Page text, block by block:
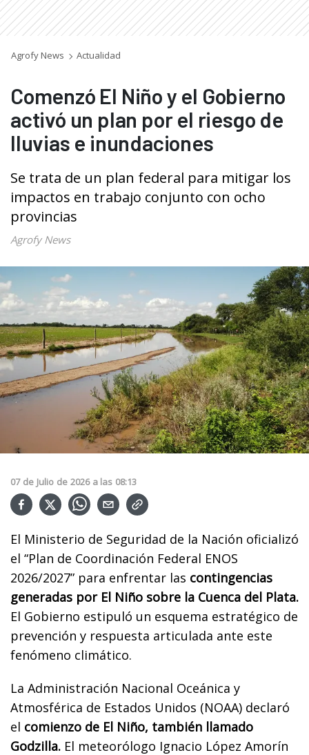
Agrofy News Actualidad
Comenzó El Niño y el Gobierno
activó un plan por el riesgo de
lluvias e inundaciones
Se trata de un plan federal para mitigar los
impactos en trabajo conjunto con ocho
provincias
Agrofy News
07 de Julio de 2026 a las 08:13
El Ministerio de Seguridad de la Nación oficializó
el “Plan de Coordinación Federal ENOS
2026/2027” para enfrentar las contingencias
generadas por El Niño sobre la Cuenca del Plata.
El Gobierno estipuló un esquema estratégico de
prevención y respuesta articulada ante este
fenómeno climático.
La Administración Nacional Oceánica y
Atmosférica de Estados Unidos (NOAA) declaró
el comienzo de El Niño, también llamado
Godzilla. El meteorólogo Ignacio López Amorín